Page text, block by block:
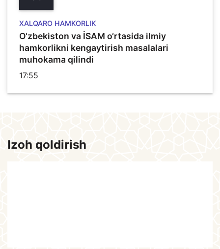
XALQARO HAMKORLIK
O‘zbekiston va İSAM o‘rtasida ilmiy
hamkorlikni kengaytirish masalalari
muhokama qilindi
17:55
Izoh qoldirish